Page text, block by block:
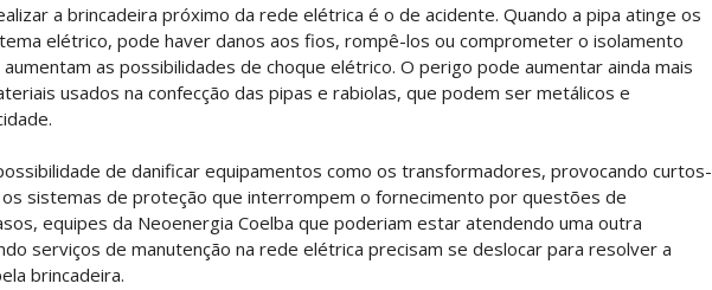
a brincadeira próximo da rede elétrica é o de acidente. Quando a pipa atinge os
elétrico, pode haver danos aos fios, rompê-los ou comprometer o isolamento
as possibilidades de choque elétrico. O perigo pode aumentar ainda mais
usados na confecção das pipas e rabiolas, que podem ser metálicos e
de danificar equipamentos como os transformadores, provocando curtos-
os sistemas de proteção que interrompem o fornecimento por questões de
equipes da Neoenergia Coelba que poderiam estar atendendo uma outra
serviços de manutenção na rede elétrica precisam se deslocar para resolver a
brincadeira.